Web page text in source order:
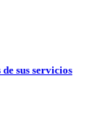
sus servicios